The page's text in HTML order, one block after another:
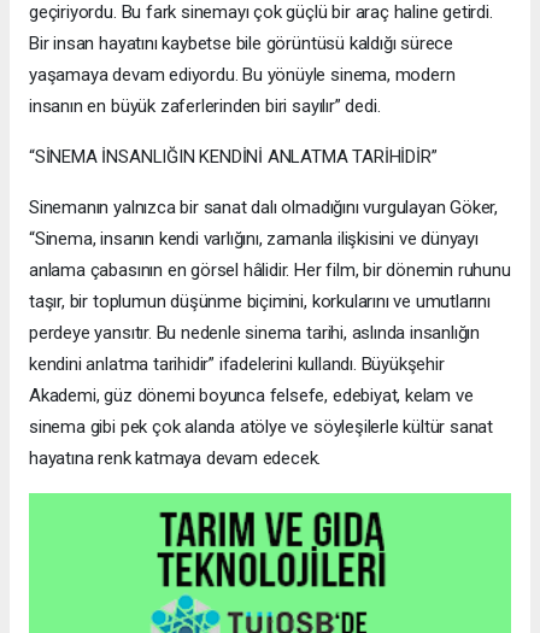
geçiriyordu. Bu fark sinemayı çok güçlü bir araç haline getirdi.
Bir insan hayatını kaybetse bile görüntüsü kaldığı sürece
yaşamaya devam ediyordu. Bu yönüyle sinema, modern
insanın en büyük zaferlerinden biri sayılır” dedi.
“SİNEMA İNSANLIĞIN KENDİNİ ANLATMA TARİHİDİR”
Sinemanın yalnızca bir sanat dalı olmadığını vurgulayan Göker,
“Sinema, insanın kendi varlığını, zamanla ilişkisini ve dünyayı
anlama çabasının en görsel hâlidir. Her film, bir dönemin ruhunu
taşır, bir toplumun düşünme biçimini, korkularını ve umutlarını
perdeye yansıtır. Bu nedenle sinema tarihi, aslında insanlığın
kendini anlatma tarihidir” ifadelerini kullandı. Büyükşehir
Akademi, güz dönemi boyunca felsefe, edebiyat, kelam ve
sinema gibi pek çok alanda atölye ve söyleşilerle kültür sanat
hayatına renk katmaya devam edecek.